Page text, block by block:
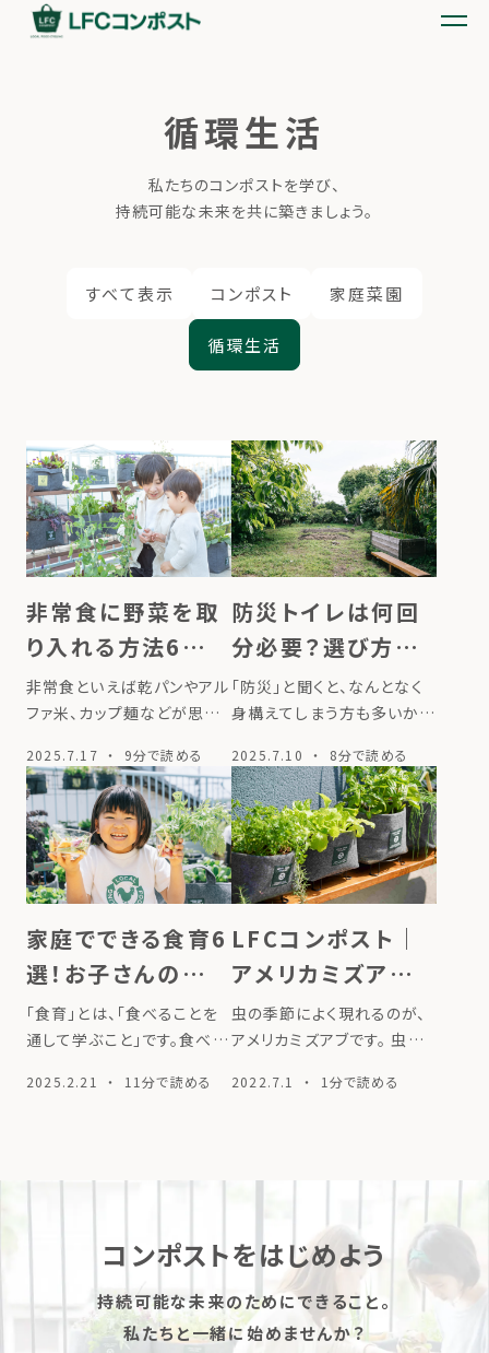
循環生活
私たちのコンポストを学び、
持続可能な未来を共に築きましょう。
すべて表示 コンポスト 家庭菜園
循環生活
非常食に野菜を取
り入れる方法6選～
災害時に役立つ備
えを紹介～
非常食といえば乾パンやアル
ファ米、カップ麺などが思い
しがちなのが「野菜」です。災
害時はストレスや体調の変化
も重なるため、栄養バランス
を意識した備えが健康を守
るカギとなります。 とはいえ、
「どうや […]
2025.7.17 ・ 9分で読める
防災トイレは何回
分必要？選び方の
ポイントも徹底解
説
「防災」と聞くと、なんとなく
身構えてしまう方も多いかも
らしの延長でできる小さな備
えが、いざというときの大き
な安心につながります。なか
でも忘れがちなのが、「トイ
レ」の備え。食料や水と同じよ
うに、 […]
2025.7.10 ・ 8分で読める
家庭でできる食育6
選！お子さんの年齢
に合わせたポイン
トも解説
「食育」とは、「食べることを
通して学ぶこと」です。食べ物
り、バランスの良い食べ方や
2025.2.21 ・ 11分で読める
LFCコンポスト｜
アメリカミズアブと
は？
虫の季節によく現れるのが、
アメリカミズアブです。 虫は
ートナーなので、予防と対処
2022.7.1 ・ 1分で読める
コンポストをはじめよう
持続可能な未来のためにできること。
私たちと一緒に始めませんか？